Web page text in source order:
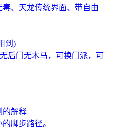
、天龙传统界面、带自由
到)
后门无木马，可换门派，可
的解释
脚步路径。